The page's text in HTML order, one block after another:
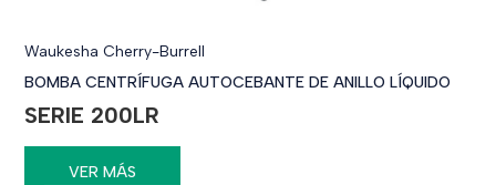
Waukesha Cherry-Burrell
BOMBA CENTRÍFUGA AUTOCEBANTE DE ANILLO LÍQUIDO
SERIE 200LR
VER MÁS